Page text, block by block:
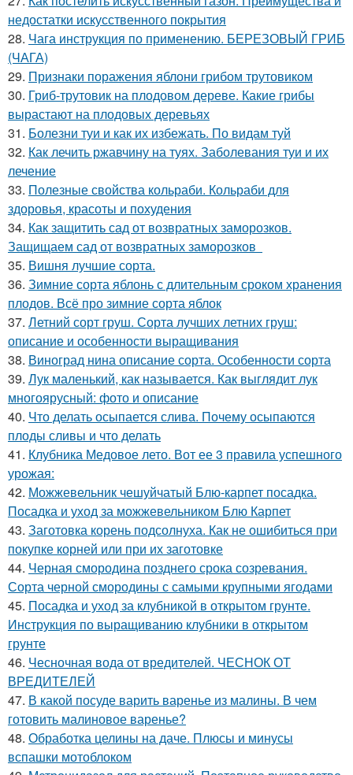
недостатки искусственного покрытия
28. Чага инструкция по применению. БЕРЕЗОВЫЙ ГРИБ
(ЧАГА)
29. Признаки поражения яблони грибом трутовиком
30. Гриб-трутовик на плодовом дереве. Какие грибы
вырастают на плодовых деревьях
31. Болезни туи и как их избежать. По видам туй
32. Как лечить ржавчину на туях. Заболевания туи и их
лечение
33. Полезные свойства кольраби. Кольраби для
здоровья, красоты и похудения
34. Как защитить сад от возвратных заморозков.
Защищаем сад от возвратных заморозков
35. Вишня лучшие сорта.
36. Зимние сорта яблонь с длительным сроком хранения
плодов. Всё про зимние сорта яблок
37. Летний сорт груш. Сорта лучших летних груш:
описание и особенности выращивания
38. Виноград нина описание сорта. Особенности сорта
39. Лук маленький, как называется. Как выглядит лук
многоярусный: фото и описание
40. Что делать осыпается слива. Почему осыпаются
плоды сливы и что делать
41. Клубника Медовое лето. Вот ее 3 правила успешного
урожая:
42. Можжевельник чешуйчатый Блю-карпет посадка.
Посадка и уход за можжевельником Блю Карпет
43. Заготовка корень подсолнуха. Как не ошибиться при
покупке корней или при их заготовке
44. Черная смородина позднего срока созревания.
Сорта черной смородины с самыми крупными ягодами
45. Посадка и уход за клубникой в открытом грунте.
Инструкция по выращиванию клубники в открытом
грунте
46. Чесночная вода от вредителей. ЧЕСНОК ОТ
ВРЕДИТЕЛЕЙ
47. В какой посуде варить варенье из малины. В чем
готовить малиновое варенье?
48. Обработка целины на даче. Плюсы и минусы
вспашки мотоблоком